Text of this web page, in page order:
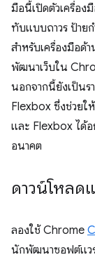
มือนี้เปิดตัวเครื่อง
ทับแบบถาวร ป้าย
สำหรับเครื่องมือด้
พัฒนาเว็บใน
นอกจากนี้ยังเป็นร
Flexbox ซึ่งช่วยใ
และ Flexbox ได้
อนาคต
ดาวน์โหลด
ลองใช้ Chrome
นักพัฒนาซอฟต์แวร์